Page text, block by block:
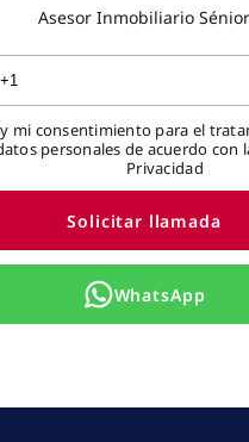
Asesor Inmobiliario Sénior
mi consentimiento para el
personales de acuerdo con
Privacidad
Solicitar llamada
WhatsApp